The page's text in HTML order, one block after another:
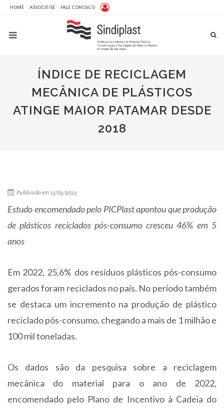
HOME ASSOCIE-SE FALE CONOSCO
ÍNDICE DE RECICLAGEM
MECÂNICA DE PLÁSTICOS
ATINGE MAIOR PATAMAR DESDE
2018
Publicado em 15/09/2023
Estudo encomendado pelo PICPlast apontou que produção
de plásticos reciclados pós-consumo cresceu 46% em 5
anos
Em 2022, 25,6% dos resíduos plásticos pós-consumo
gerados foram reciclados no país. No período também
se destaca um incremento na produção de plástico
reciclado pós-consumo, chegando a mais de 1 milhão e
100 mil toneladas.
Os dados são da pesquisa sobre a reciclagem
mecânica do material para o ano de 2022,
encomendado pelo Plano de Incentivo à Cadeia do